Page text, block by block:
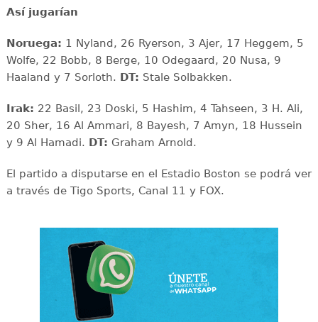
Así jugarían
Noruega: 1 Nyland, 26 Ryerson, 3 Ajer, 17 Heggem, 5
Wolfe, 22 Bobb, 8 Berge, 10 Odegaard, 20 Nusa, 9
Haaland y 7 Sorloth. DT: Stale Solbakken.
Irak: 22 Basil, 23 Doski, 5 Hashim, 4 Tahseen, 3 H. Ali,
20 Sher, 16 Al Ammari, 8 Bayesh, 7 Amyn, 18 Hussein
y 9 Al Hamadi. DT: Graham Arnold.
El partido a disputarse en el Estadio Boston se podrá ver
a través de Tigo Sports, Canal 11 y FOX.